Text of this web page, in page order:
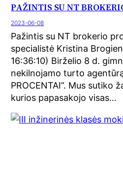
PAŽINTIS SU NT
2023-06-08
Pažintis su NT brokerio
specialistė Kristina
16:36:10) Birželio 8 d.
nekilnojamo turto
PROCENTAI”. Mus sutiko
kurios papasakojo visas…